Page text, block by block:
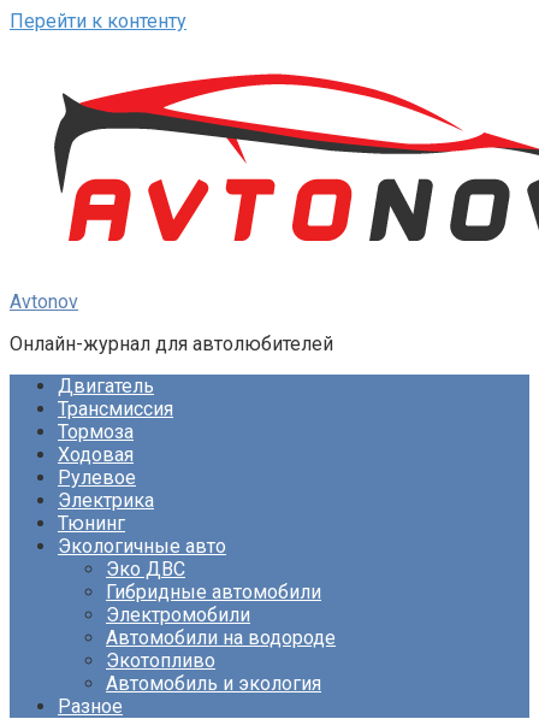
Перейти к контенту
Avtonov
Онлайн-журнал для автолюбителей
Двигатель
Трансмиссия
Тормоза
Ходовая
Рулевое
Электрика
Тюнинг
Экологичные авто
Эко ДВС
Гибридные автомобили
Электромобили
Автомобили на водороде
Экотопливо
Автомобиль и экология
Разное